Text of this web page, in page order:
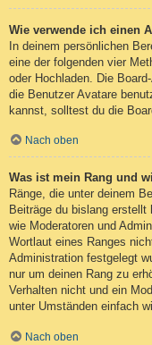
Wie verwende ich einen
In deinem persönlichen
eine der folgenden vier
oder Hochladen. Die
die Benutzer Avatare
kannst, solltest du die
Nach oben
Was ist mein Rang und
Ränge, die unter deinem
Beiträge du bislang
wie Moderatoren und
Wortlaut eines Ranges
Administration festgelegt
nur um deinen Rang zu
Verhalten nicht und ein
unter Umständen einfach
Nach oben